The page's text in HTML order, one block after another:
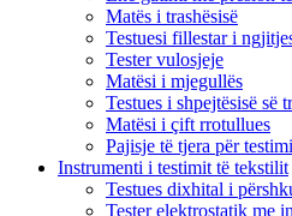
Matës i trashësisë
Testuesi fillestar i
Tester vulosjeje
Matësi i mjegullës
Testues i shpejtësisë së
Matësi i çift rrotullues
Pajisje të tjera për
Instrumenti i testimit të tekstilit
Testues dixhital i
Tester elektrostatik me